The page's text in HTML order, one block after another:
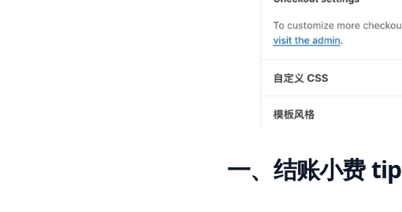
一、结账小费 tip